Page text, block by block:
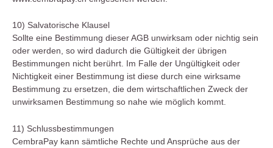
10) Salvatorische Klausel
Sollte eine Bestimmung dieser AGB unwirksam oder nichtig sein
oder werden, so wird dadurch die Gültigkeit der übrigen
Bestimmungen nicht berührt. Im Falle der Ungültigkeit oder
Nichtigkeit einer Bestimmung ist diese durch eine wirksame
Bestimmung zu ersetzen, die dem wirtschaftlichen Zweck der
unwirksamen Bestimmung so nahe wie möglich kommt.
11) Schlussbestimmungen
CembraPay kann sämtliche Rechte und Ansprüche aus der